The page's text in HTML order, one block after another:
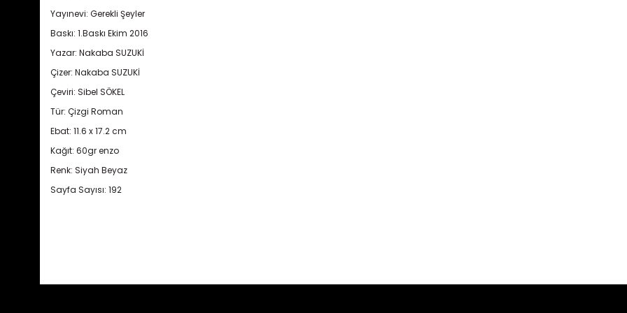
Yayınevi: Gerekli Şeyler
Baskı: 1.Baskı Ekim 2016
Yazar: Nakaba SUZUKİ
Çizer: Nakaba SUZUKİ
Çeviri: Sibel SÖKEL
Tür: Çizgi Roman
Ebat: 11.6 x 17.2 cm
Kağıt: 60gr enzo
Renk: Siyah Beyaz
Sayfa Sayısı: 192
Görüş ve önerileriniz için teşekkür ederiz.